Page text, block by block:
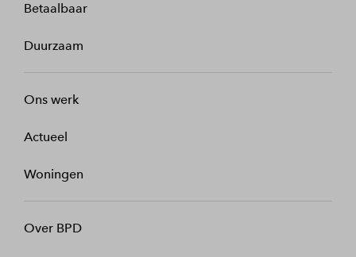
Betaalbaar
Duurzaam
Ons werk
Actueel
Woningen
Over BPD